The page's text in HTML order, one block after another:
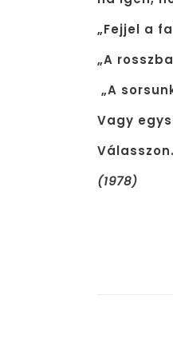
„Fejjel a
„A
„A
Vagy
Válasszon.
(1978)